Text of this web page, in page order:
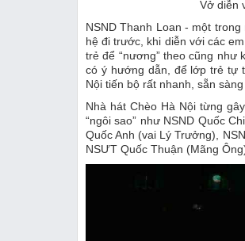
Vở diễn
NSND Thanh Loan - một
hệ đi trước, khi diễn với các
trẻ để “nương” theo cũng như
có ý hướng dẫn, để lớp trẻ tự
Nội tiến bộ rất nhanh, sẵn
Nhà hát Chèo Hà Nội từng
“ngôi sao” như NSND Quốc
Quốc Anh (vai Lý Trưởng),
NSƯT Quốc Thuận (Mãng